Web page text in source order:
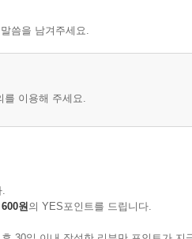
씀을 남겨주세요.
를 이용해 주세요.
.
원의 YES포인트를 드립니다.